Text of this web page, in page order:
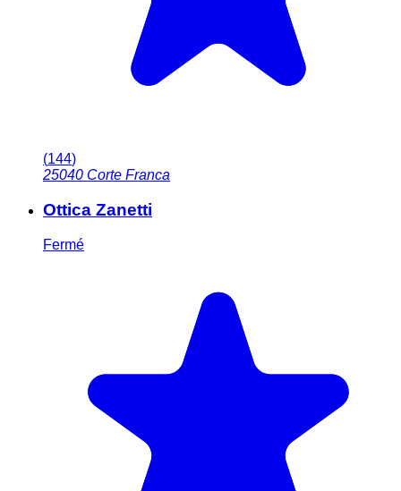
(144)
25040 Corte Franca
Ottica Zanetti
Fermé